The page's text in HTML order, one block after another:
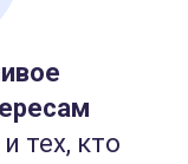
тех, кто